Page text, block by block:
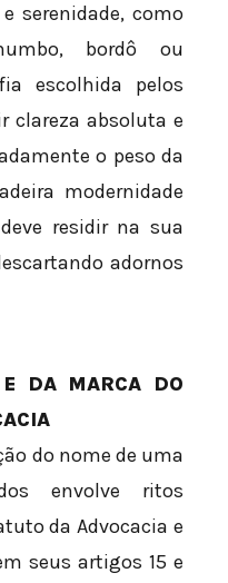
serenidade, como
bordô ou
escolhida pelos
clareza absoluta e
o peso da
modernidade
residir na sua
adornos
E DA MARCA DO
do nome de uma
envolve ritos
da Advocacia e
seus artigos 15 e